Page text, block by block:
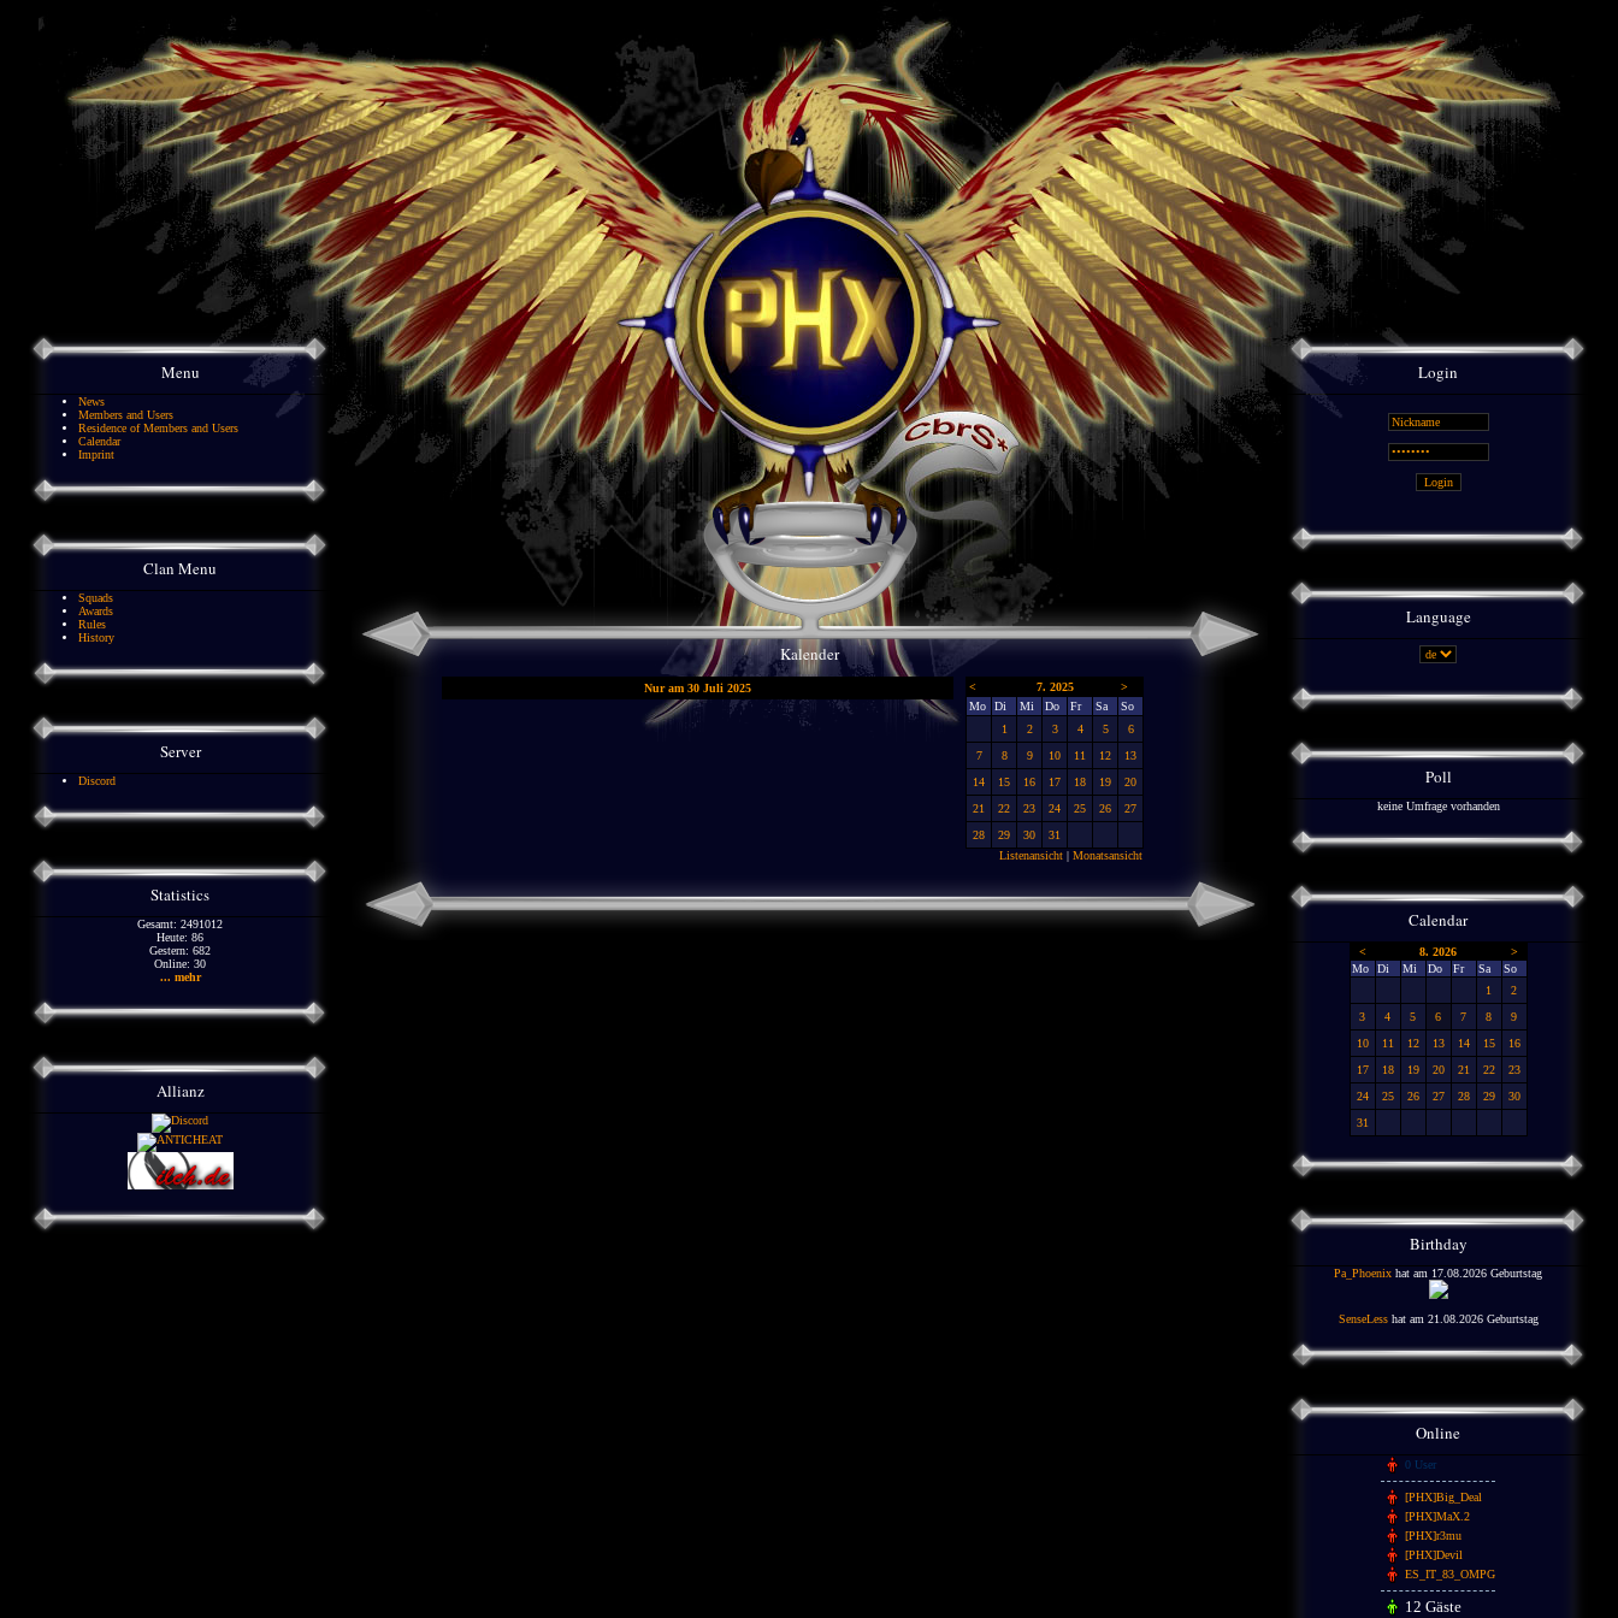
Menu
News
Members and Users
Residence of Members and Users
Calendar
Imprint
Clan Menu
Squads
Awards
Rules
History
Server
Discord
Statistics
Gesamt: 2491012
Heute: 86
Gestern: 682
Online: 30
... mehr
Allianz
Kalender
Nur am 30 Juli 2025 < 7. 2025
>
Mo
Di Mi Do Fr Sa
So
1
2 3 4 5
6
7
8 9 10 11 12
13
14
15 16 17 18 19
20
21
22 23 24 25 26
27
28
29 30
31
Listenansicht | Monatsansicht
Login
Language
Poll
keine Umfrage vorhanden
Calendar
< 8. 2026
>
Mo
Di Mi Do Fr Sa
So
1
2
3
4 5 6 7 8
9
10
11 12 13 14 15
16
17
18 19 20 21 22
23
24
25 26 27 28 29
30
31
Birthday
Pa_Phoenix hat am 17.08.2026 Geburtstag
SenseLesshat am 21.08.2026 Geburtstag
Online
0 User
[PHX]Big_Deal
[PHX]MaX.2
[PHX]r3mu
[PHX]Devil
ES_IT_83_OMPG
12 Gäste